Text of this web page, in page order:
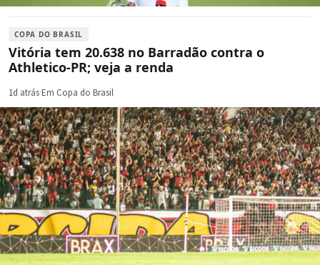
COPA DO BRASIL
Vitória tem 20.638 no Barradão contra o
Athletico-PR; veja a renda
1d atrás·Em Copa do Brasil